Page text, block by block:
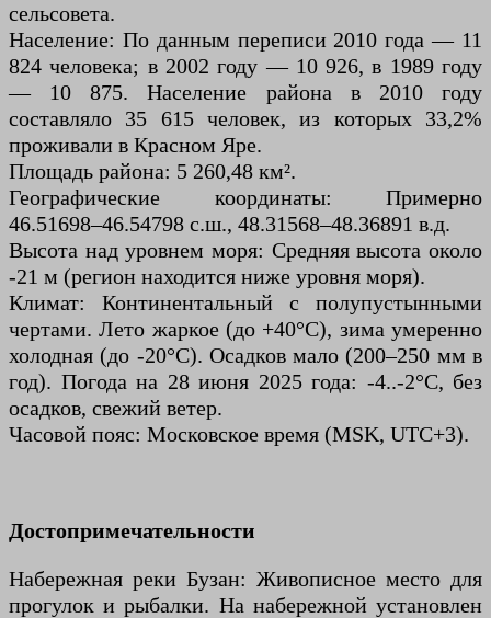
сельсовета.
Население: По данным переписи 2010 года — 11
824 человека; в 2002 году — 10 926, в 1989 году
— 10 875. Население района в 2010 году
составляло 35 615 человек, из которых 33,2%
проживали в Красном Яре.
Площадь района: 5 260,48 км².
Географические координаты: Примерно
46.51698–46.54798 с.ш., 48.31568–48.36891 в.д.
Высота над уровнем моря: Средняя высота около
-21 м (регион находится ниже уровня моря).
Климат: Континентальный с полупустынными
чертами. Лето жаркое (до +40°C), зима умеренно
холодная (до -20°C). Осадков мало (200–250 мм в
год). Погода на 28 июня 2025 года: -4..-2°C, без
осадков, свежий ветер.
Часовой пояс: Московское время (MSK, UTC+3).
Достопримечательности
Набережная реки Бузан: Живописное место для
прогулок и рыбалки. На набережной установлен